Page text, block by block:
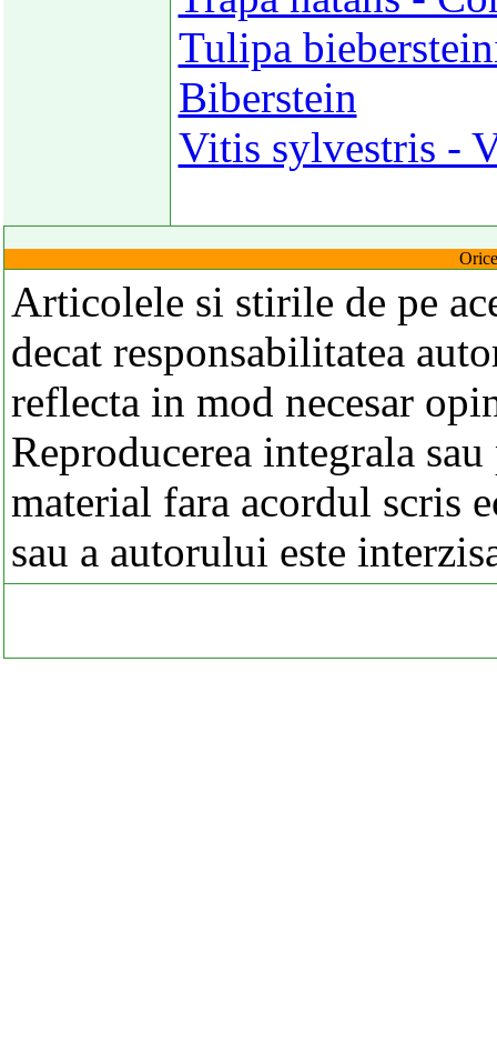
Tulipa
Biberstein
Vitis sylvestris -
Articolele si stirile de pe
decat responsabilitatea
reflecta in mod necesar
Reproducerea integrala
material fara acordul scris
sau a autorului este